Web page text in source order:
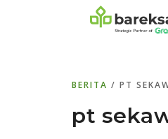
Informasi
Kenali
BERITA / PT
pt